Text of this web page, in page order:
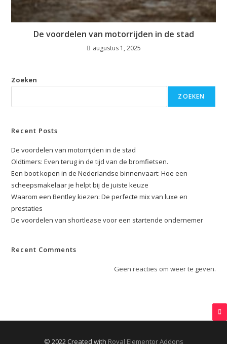
De voordelen van motorrijden in de stad
augustus 1, 2025
Zoeken
ZOEKEN
Recent Posts
De voordelen van motorrijden in de stad
Oldtimers: Even terug in de tijd van de bromfietsen.
Een boot kopen in de Nederlandse binnenvaart: Hoe een
scheepsmakelaar je helpt bij de juiste keuze
Waarom een Bentley kiezen: De perfecte mix van luxe en
prestaties
De voordelen van shortlease voor een startende ondernemer
Recent Comments
Geen reacties om weer te geven.
© 2022 Created with Royal Elementor Addons